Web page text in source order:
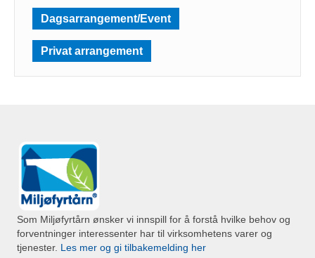
Dagsarrangement/Event
Privat arrangement
Som Miljøfyrtårn ønsker vi innspill for å forstå hvilke behov og
forventninger interessenter har til virksomhetens varer og
tjenester. Les mer og gi tilbakemelding her